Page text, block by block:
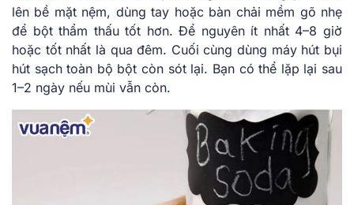
lên bề mặt nệm, dùng tay hoặc bàn chải mềm gõ nhẹ
để bột thẩm thấu tốt hơn. Để nguyên ít nhất 4–8 giờ
hoặc tốt nhất là qua đêm. Cuối cùng dùng máy hút bụi
hút sạch toàn bộ bột còn sót lại. Bạn có thể lặp lại sau
1–2 ngày nếu mùi vẫn còn.